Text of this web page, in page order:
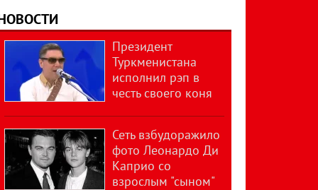
Президент
Туркменистана
исполнил рэп в
честь своего коня
Сеть взбудоражило
фото Леонардо Ди
Каприо со
взрослым "сыном"